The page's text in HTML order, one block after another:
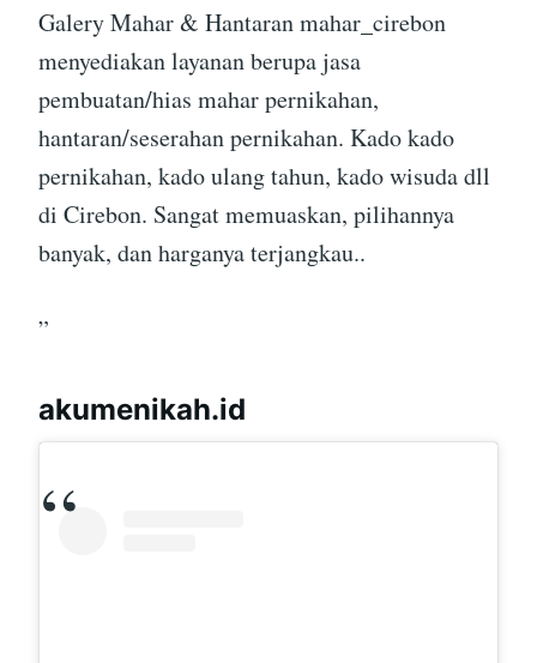
Galery Mahar & Hantaran mahar_cirebon
menyediakan layanan berupa jasa
pembuatan/hias mahar pernikahan,
hantaran/seserahan pernikahan. Kado kado
pernikahan, kado ulang tahun, kado wisuda dll
di Cirebon. Sangat memuaskan, pilihannya
banyak, dan harganya terjangkau..
”
akumenikah.id